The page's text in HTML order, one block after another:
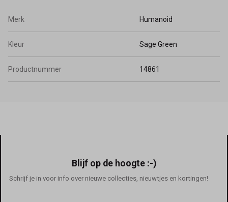
Merk Humanoid
Kleur Sage Green
Productnummer 14861
Blijf op de hoogte :-)
Schrijf je in voor info over nieuwe collecties, nieuwtjes en kortingen!